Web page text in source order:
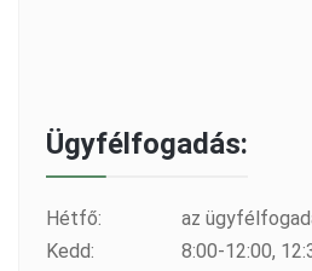
Ügyfélfogadás:
Hétfő:
az
Kedd:
8:00-12:00,